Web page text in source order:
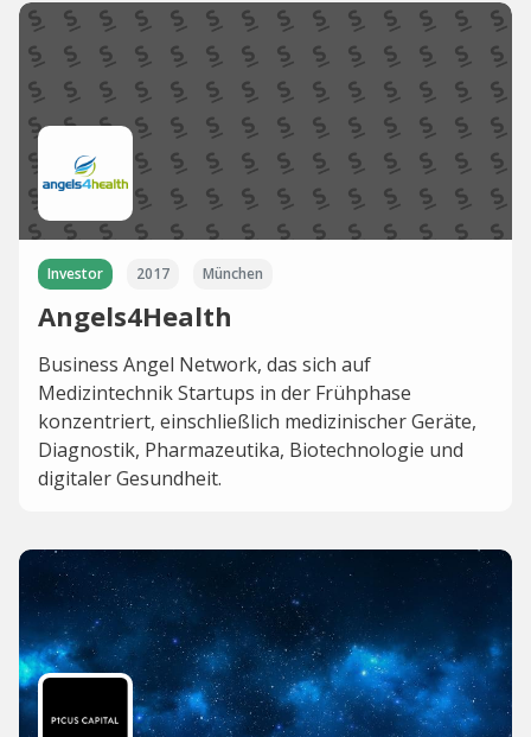
Investor 2017 München
Angels4Health
Business Angel Network, das sich auf
Medizintechnik Startups in der Frühphase
konzentriert, einschließlich medizinischer Geräte,
Diagnostik, Pharmazeutika, Biotechnologie und
digitaler Gesundheit.